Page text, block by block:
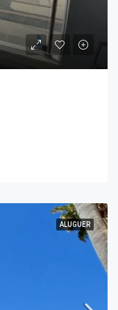
ALUGUER